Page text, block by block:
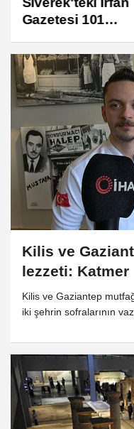
Gazetesi 101
Kilis ve
lezzeti: Katmer
Kilis ve Gaziantep
iki şehrin sofralarının